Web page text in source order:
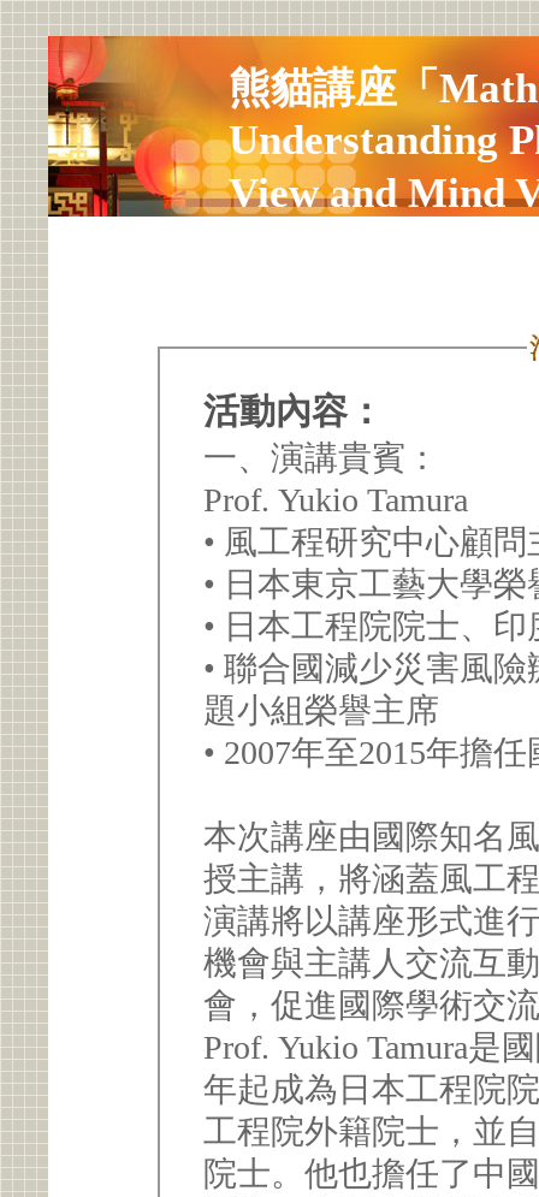
熊貓講座「
Understanding
View and Mind
活動內容：
一、演講貴賓：
Prof. Yukio Tamura
• 風工程研究中心顧
• 日本東京工藝大學
• 日本工程院院士、
• 聯合國減少災害風
題小組榮譽主席
• 2007年至2015年擔
本次講座由國際知名
授主講，將涵蓋風工
演講將以講座形式進
機會與主講人交流互
會，促進國際學術交
Prof. Yukio Tamura是
年起成為日本工程院
工程院外籍院士，並
院士。他也擔任了中